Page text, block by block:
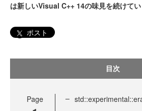
は新しいVisual C++ 14の味見を続けてい
ポスト
目次
Page